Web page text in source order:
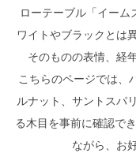
ローテーブル「イーム
ワイトやブラックとは
そのものの表情、経
こちらのページでは、
ルナット、サントスパ
る木目を事前に確認で
ながら、お